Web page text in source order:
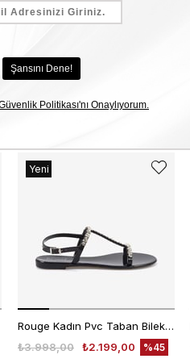
₺7.425,00
₺8.250,00 %10
Rouge Kadın Pvc Taban Bilekten Bantlı Taşlı Siyah Sandalet M3
₺2.199,00
₺3.998,00 %45
Yeni